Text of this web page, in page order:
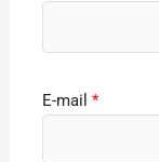
E-mail *